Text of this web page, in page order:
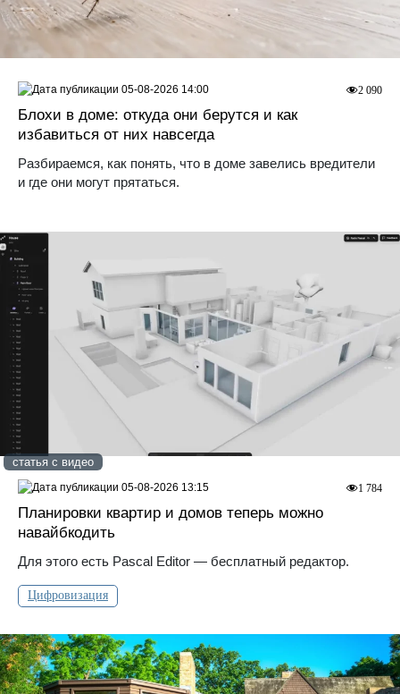
Блохи в доме: откуда они берутся и как
избавиться от них навсегда
Разбираемся, как понять, что в доме завелись вредители
и где они могут прятаться.
2 090
05-08-2026 14:00
статья с видео
Планировки квартир и домов теперь можно
навайбкодить
Для этого есть Pascal Editor — бесплатный редактор.
Цифровизация
1 784
05-08-2026 13:15